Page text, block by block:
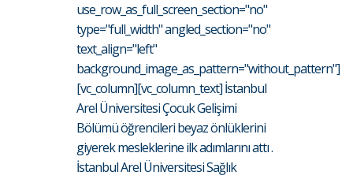
use_row_as_full_screen_section="no"
type="full_width" angled_section="no"
text_align="left"
background_image_as_pattern="without_pattern"]
[vc_column][vc_column_text] İstanbul
Arel Üniversitesi Çocuk Gelişimi
Bölümü öğrencileri beyaz önlüklerini
giyerek mesleklerine ilk adımlarını attı .
İstanbul Arel Üniversitesi Sağlık